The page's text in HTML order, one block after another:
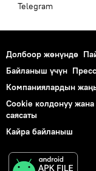
Telegram
Долбоор жөнүндө
Байланыш үчүн
Компаниялардын
Cookie колдонуу
саясаты
Кайра байланыш